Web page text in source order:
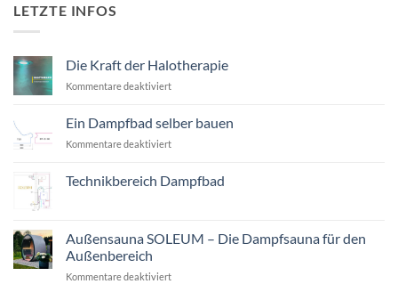
LETZTE INFOS
Die Kraft der Halotherapie
Kommentare deaktiviertfür
der
Halotherapie
Ein Dampfbad selber bauen
Kommentare deaktiviertfür
selber
Technikbereich Dampfbad
Technikbereich
Dampfbad
Außensauna SOLEUM – Die Dampfsauna für den
Außenbereich
Kommentare deaktiviertfür